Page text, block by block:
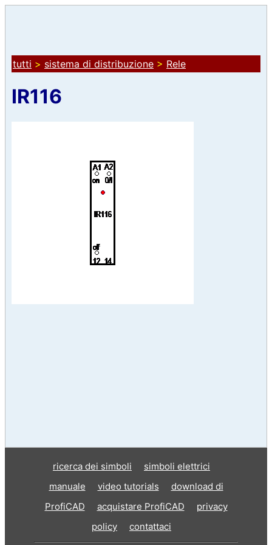
tutti > sistema di distribuzione > Rele
IR116
ricerca dei simboli
simboli elettrici
manuale
video tutorials
download di
ProfiCAD
acquistare ProfiCAD
privacy
policy
contattaci